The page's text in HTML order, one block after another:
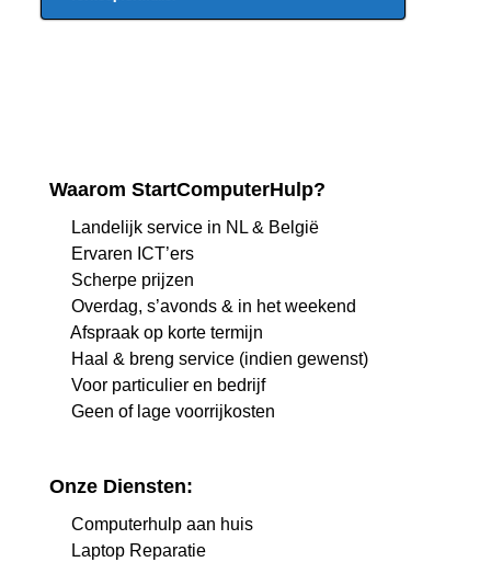
Waarom StartComputerHulp?
Landelijk service in NL & België
Ervaren ICT’ers
Scherpe prijzen
Overdag, s’avonds & in het weekend
Afspraak op korte termijn
Haal & breng service (indien gewenst)
Voor particulier en bedrijf
Geen of lage voorrijkosten
Onze Diensten:
Computerhulp aan huis
Laptop Reparatie